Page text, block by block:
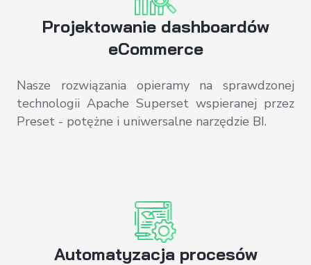
Projektowanie dashboardów
eCommerce
Nasze rozwiązania opieramy na sprawdzonej
technologii Apache Superset wspieranej przez
Preset - potężne i uniwersalne narzędzie BI.
Automatyzacja procesów